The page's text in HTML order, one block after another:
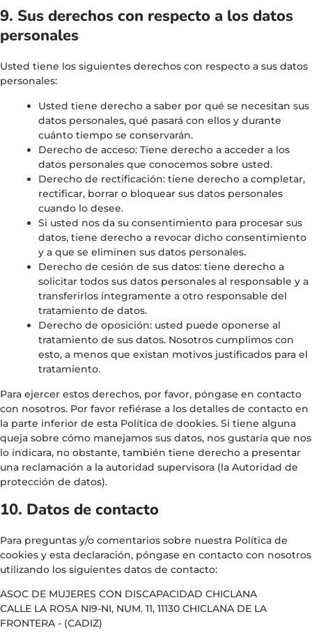
9. Sus derechos con respecto a los datos
personales
Usted tiene los siguientes derechos con respecto a sus datos
personales:
Usted tiene derecho a saber por qué se necesitan sus
datos personales, qué pasará con ellos y durante
cuánto tiempo se conservarán.
Derecho de acceso: Tiene derecho a acceder a los
datos personales que conocemos sobre usted.
Derecho de rectificación: tiene derecho a completar,
rectificar, borrar o bloquear sus datos personales
cuando lo desee.
Si usted nos da su consentimiento para procesar sus
datos, tiene derecho a revocar dicho consentimiento
y a que se eliminen sus datos personales.
Derecho de cesión de sus datos: tiene derecho a
solicitar todos sus datos personales al responsable y a
transferirlos íntegramente a otro responsable del
tratamiento de datos.
Derecho de oposición: usted puede oponerse al
tratamiento de sus datos. Nosotros cumplimos con
esto, a menos que existan motivos justificados para el
tratamiento.
Para ejercer estos derechos, por favor, póngase en contacto
con nosotros. Por favor refiérase a los detalles de contacto en
la parte inferior de esta Política de dookies. Si tiene alguna
queja sobre cómo manejamos sus datos, nos gustaría que nos
lo indicara, no obstante, también tiene derecho a presentar
una reclamación a la autoridad supervisora (la Autoridad de
protección de datos).
10. Datos de contacto
Para preguntas y/o comentarios sobre nuestra Política de
cookies y esta declaración, póngase en contacto con nosotros
utilizando los siguientes datos de contacto:
ASOC DE MUJERES CON DISCAPACIDAD CHICLANA
CALLE LA ROSA NI9-NI, NUM. 11, 11130 CHICLANA DE LA
FRONTERA - (CADIZ)